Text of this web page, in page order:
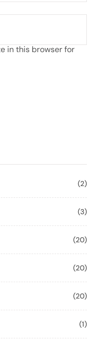
in this browser for
(2)
(3)
(20)
(20)
(20)
(1)